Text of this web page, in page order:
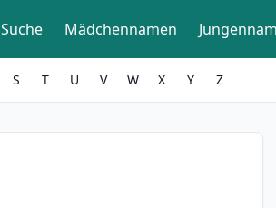
Suche Mädchennamen
S T U V W X Y Z